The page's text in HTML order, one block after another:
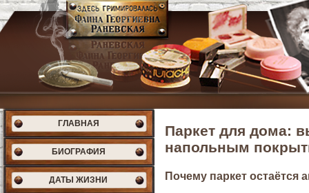
ГЛАВНАЯ
БИОГРАФИЯ
ДАТЫ ЖИЗНИ
Паркет для дома:
напольным
Почему паркет остаётся